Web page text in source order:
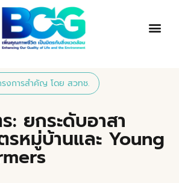
รงการสำคัญ โดย สวทช.
: ยกระดับอาสา
รหมู่บ้านและ Young